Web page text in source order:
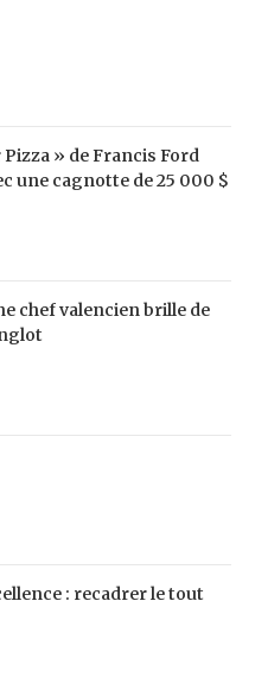
» de Francis Ford
une cagnotte de 25 000 $
chef valencien brille de
: recadrer le tout